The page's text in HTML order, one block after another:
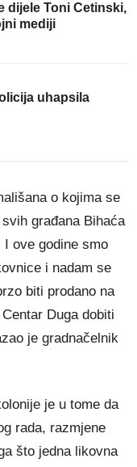
dijele Toni Cetinski,
mediji
uhapsila
o kojima se
građana Bihaća
ove godine smo
i nadam se
biti prodano na
Duga dobiti
je gradnačelnik
je u tome da
rada, razmjene
što jedna likovna